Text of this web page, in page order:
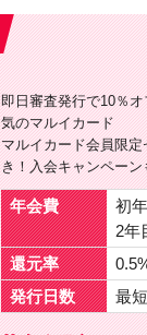
即日審査発行で10％
気のマルイカード
マルイカード会員限定
き！入会キャンペーン
年会費 初
2年
還元率
発行日数
最